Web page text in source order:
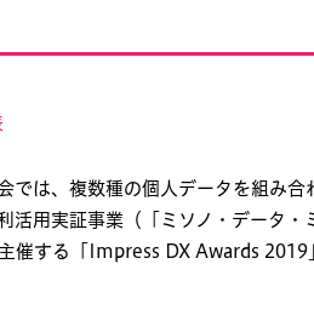
では、複数種の個人データを組み
活用実証事業（「ミソノ・データ
催する「Impress DX Awards